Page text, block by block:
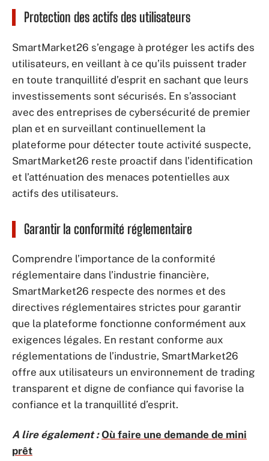
Protection des actifs des utilisateurs
SmartMarket26 s’engage à protéger les actifs des
utilisateurs, en veillant à ce qu’ils puissent trader
en toute tranquillité d’esprit en sachant que leurs
investissements sont sécurisés. En s’associant
avec des entreprises de cybersécurité de premier
plan et en surveillant continuellement la
plateforme pour détecter toute activité suspecte,
SmartMarket26 reste proactif dans l’identification
et l’atténuation des menaces potentielles aux
actifs des utilisateurs.
Garantir la conformité réglementaire
Comprendre l’importance de la conformité
réglementaire dans l’industrie financière,
SmartMarket26 respecte des normes et des
directives réglementaires strictes pour garantir
que la plateforme fonctionne conformément aux
exigences légales. En restant conforme aux
réglementations de l’industrie, SmartMarket26
offre aux utilisateurs un environnement de trading
transparent et digne de confiance qui favorise la
confiance et la tranquillité d’esprit.
A lire également : Où faire une demande de mini
prêt